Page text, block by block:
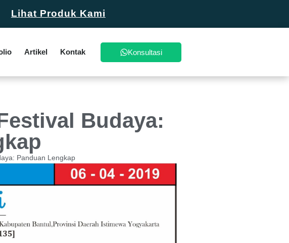
Lihat Produk Kami
Artikel Kontak Konsultasi
Budaya:
Panduan Lengkap